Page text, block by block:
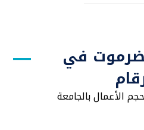
في
الأعمال بالجامعة